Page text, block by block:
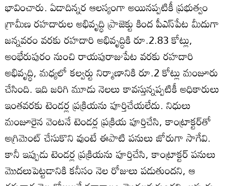
భావించారు. ఏడాదిన్నర ఆలస్యంగా అయినప్పటికీ ప్రభుత్వం
గ్రామీణ రహదారుల అభివృద్ధి ప్రాజెక్టు కింద పీఎస్‌పేట మీదుగా
జన్నవరం వరకు రహదారి అభివృద్ధికి రూ.2.83 కోట్లు,
అంభేరుపురం నుంచి రాయపురాజుపేట వరకు రహదారి
అభివృద్ధి, మధ్యలో కల్వర్టు నిర్మాణానికి రూ.2 కోట్లు మంజూరు
చేసింది. ఇది జరిగి మూడు నెలలు కావస్తున్నప్పటికీ అధికారులు
ఇంతవరకు టెండర్ల ప్రక్రియను పూర్తిచేయలేదు. నిధులు
మంజూరైన వెంటనే టెండర్ల ప్రక్రియ పూర్తిచేసి, కాంట్రాక్టర్‌తో
అగ్రిమెంట్‌ చేసుకొని వుంటే ఈపాటి పనులు జోరుగా సాగేవి.
కానీ ఇప్పుడు టెండర్ల ప్రక్రియను పూర్తిచేసి, కాంట్రాక్టర్‌ పనులు
మొదలుపెట్టడానికి కనీసం నెల రోజులు పడుతుందని, ఆ